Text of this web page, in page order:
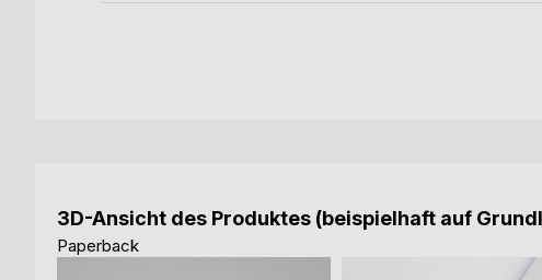
3D-Ansicht des Produktes (beispielhaft auf
Paperback